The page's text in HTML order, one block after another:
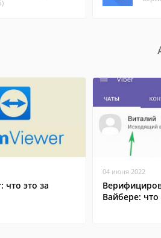
что это за
04 июня 2022
Вайбере: что